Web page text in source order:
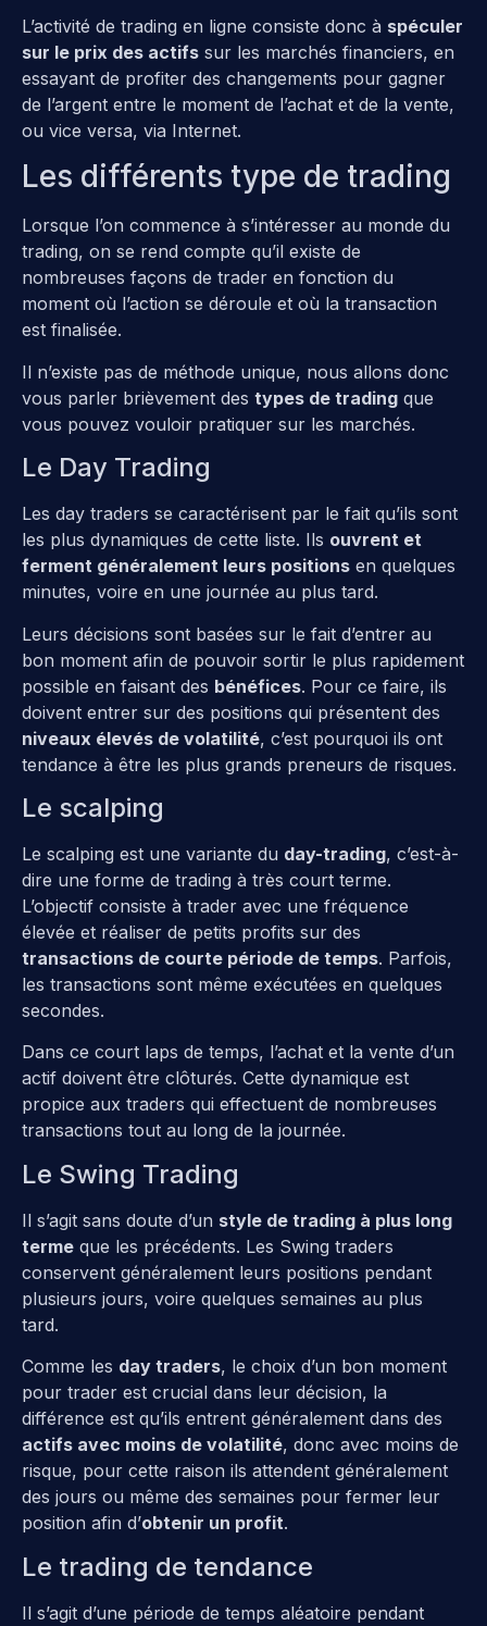
L’activité de trading en ligne consiste donc à spéculer
sur le prix des actifs sur les marchés financiers, en
essayant de profiter des changements pour gagner
de l’argent entre le moment de l’achat et de la vente,
ou vice versa, via Internet.
Les différents type de trading
Lorsque l’on commence à s’intéresser au monde du
trading, on se rend compte qu’il existe de
nombreuses façons de trader en fonction du
moment où l’action se déroule et où la transaction
est finalisée.
Il n’existe pas de méthode unique, nous allons donc
vous parler brièvement des types de trading que
vous pouvez vouloir pratiquer sur les marchés.
Le Day Trading
Les day traders se caractérisent par le fait qu’ils sont
les plus dynamiques de cette liste. Ils ouvrent et
ferment généralement leurs positions en quelques
minutes, voire en une journée au plus tard.
Leurs décisions sont basées sur le fait d’entrer au
bon moment afin de pouvoir sortir le plus rapidement
possible en faisant des bénéfices. Pour ce faire, ils
doivent entrer sur des positions qui présentent des
niveaux élevés de volatilité, c’est pourquoi ils ont
tendance à être les plus grands preneurs de risques.
Le scalping
Le scalping est une variante du day-trading, c’est-à-
dire une forme de trading à très court terme.
L’objectif consiste à trader avec une fréquence
élevée et réaliser de petits profits sur des
transactions de courte période de temps. Parfois,
les transactions sont même exécutées en quelques
secondes.
Dans ce court laps de temps, l’achat et la vente d’un
actif doivent être clôturés. Cette dynamique est
propice aux traders qui effectuent de nombreuses
transactions tout au long de la journée.
Le Swing Trading
Il s’agit sans doute d’un style de trading à plus long
terme que les précédents. Les Swing traders
conservent généralement leurs positions pendant
plusieurs jours, voire quelques semaines au plus
tard.
Comme les day traders, le choix d’un bon moment
pour trader est crucial dans leur décision, la
différence est qu’ils entrent généralement dans des
actifs avec moins de volatilité, donc avec moins de
risque, pour cette raison ils attendent généralement
des jours ou même des semaines pour fermer leur
position afin d’obtenir un profit.
Le trading de tendance
Il s’agit d’une période de temps aléatoire pendant